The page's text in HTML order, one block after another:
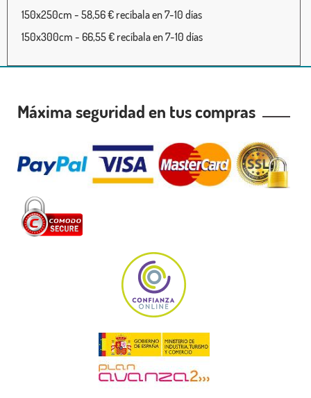
150x250cm - 58,56 € recíbala en 7-10 días
150x300cm - 66,55 € recíbala en 7-10 días
Máxima seguridad en tus compras